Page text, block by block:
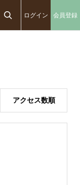
ログイン 会員登録
アクセス数順